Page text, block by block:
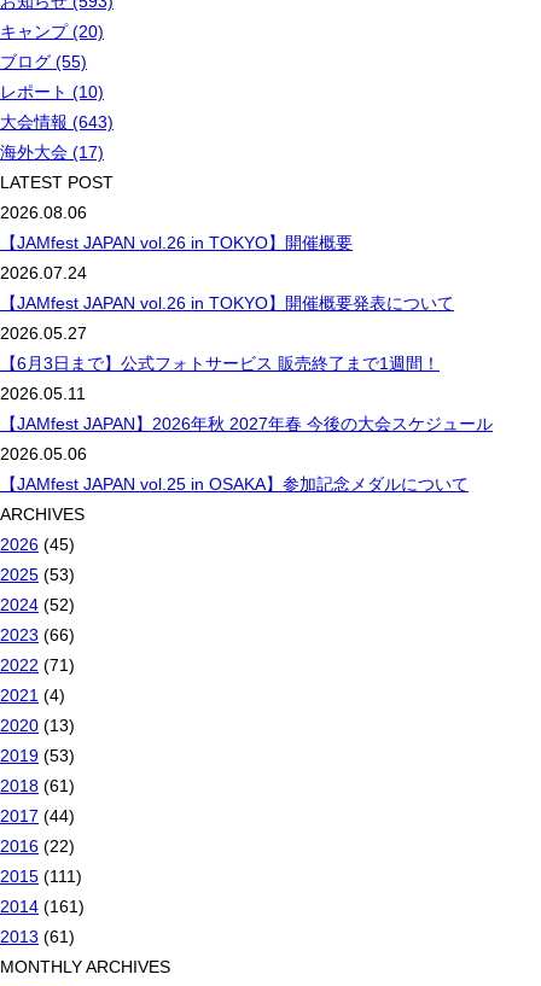
キャンプ (20)
ブログ (55)
レポート (10)
大会情報 (643)
海外大会 (17)
LATEST POST
2026.08.06
【JAMfest JAPAN vol.26 in TOKYO】開催概要
2026.07.24
【JAMfest JAPAN vol.26 in TOKYO】開催概要発表について
2026.05.27
【6月3日まで】公式フォトサービス 販売終了まで1週間！
2026.05.11
【JAMfest JAPAN】2026年秋 2027年春 今後の大会スケジュール
2026.05.06
【JAMfest JAPAN vol.25 in OSAKA】参加記念メダルについて
ARCHIVES
2026 (45)
2025 (53)
2024 (52)
2023 (66)
2022 (71)
2021 (4)
2020 (13)
2019 (53)
2018 (61)
2017 (44)
2016 (22)
2015 (111)
2014 (161)
2013 (61)
MONTHLY ARCHIVES